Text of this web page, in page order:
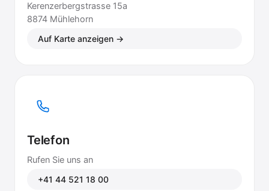
Kerenzerbergstrasse 15a
8874 Mühlehorn
Auf Karte anzeigen →
Telefon
Rufen Sie uns an
+41 44 521 18 00